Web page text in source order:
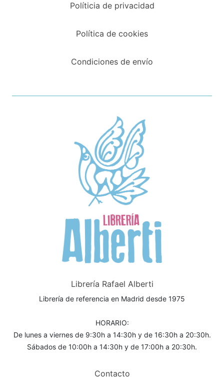
Políticia de privacidad
Política de cookies
Condiciones de envío
Librería Rafael Alberti
Librería de referencia en Madrid desde 1975
HORARIO:
De lunes a viernes de 9:30h a 14:30h y de 16:30h a 20:30h.
Sábados de 10:00h a 14:30h y de 17:00h a 20:30h.
Contacto